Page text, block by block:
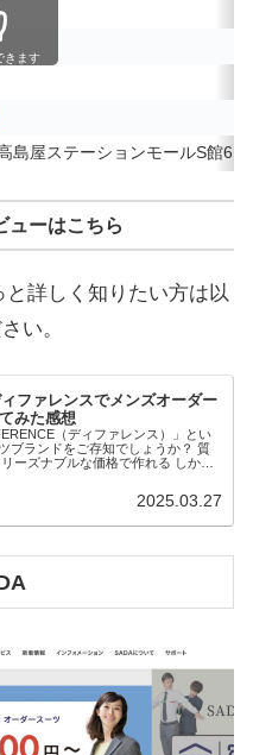
島屋ステーションモールS館6F
きます
ューはこちら
詳しく知りたい方は以
い。
ィファレンスでメンズオーダー
みた感想
（ディファレンス）」とい
ブランドをご存知でしょうか？ 質
ーズナブルな価格で作れる しかも
2025.03.27